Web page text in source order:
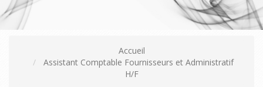
Accueil
Assistant Comptable Fournisseurs et Administratif
H/F